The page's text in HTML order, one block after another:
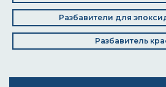
Разбавители для
Разбавитель